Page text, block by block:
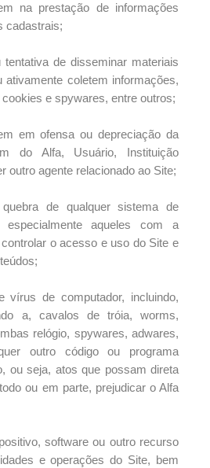
na prestação de informações
cadastrais;
de disseminar materiais
ativamente coletem informações,
e spywares, entre outros;
em ofensa ou depreciação da
do Alfa, Usuário, Instituição
outro agente relacionado ao Site;
de qualquer sistema de
aqueles com a
o acesso e uso do Site e
vírus de computador, incluindo,
a, cavalos de tróia, worms,
relógio, spywares, adwares,
outro código ou programa
ou seja, atos que possam direta
ou em parte, prejudicar o Alfa
software ou outro recurso
e operações do Site, bem